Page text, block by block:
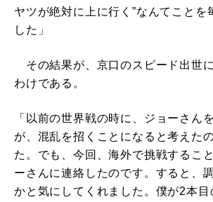
ヤツが絶対に上に行く”なんてことを
した」
その結果が、京口のスピード出世
わけである。
「以前の世界戦の時に、ジョーさん
が、混乱を招くことになると考えた
た。でも、今回、海外で挑戦するこ
ーさんに連絡したのです。すると、
かと気にしてくれました。僕が2本目